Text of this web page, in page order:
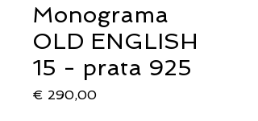
Monograma
OLD ENGLISH
15 - prata 925
€ 290,00Preço